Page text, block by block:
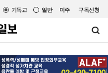
미주 구독신청
일반
기독교